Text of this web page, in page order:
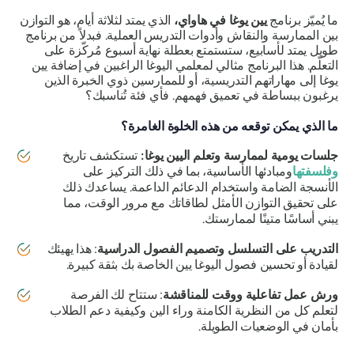
ما يُميّز برنامجيين يوغا في هاواي،الذي يمتد لثلاثة أيام، هو التوازن
بين الممارسة والنقاش وأدوات التدريس العملية. فبدلاً من برنامج
طويل يمتد لأسابيع، ستستمتع بعطلة نهاية أسبوع مُركّزة على
التعلّم. هذا البرنامج مثالي لمعلمي اليوغا الراغبين في إضافة يين
يوغا إلى مهاراتهم التدريسية، أو للممارسين ذوي الخبرة الذين
يرغبون ببساطة في تعميق فهمهم. فأي فئة تُناسبك؟
ما الذي يمكن توقعه من هذه الخلوة الغامرة؟
جلسات يومية لممارسة وتعلم اليين يوغا:تستكشف تاريخ
وفلسفتهاومبادئها الأساسية، بما في ذلك التركيز على
الأنسجة الضامة واستخدام الدعائم الداعمة. يساعدك ذلك
على تحقيق التوازن الأمثل لطاقاتك مع مرور الوقت، مما
يبني أساسًا متينًا لممارستك.
التدريب على التسلسل وتصميم الفصول الدراسية: هذا يهيئك
لقيادة أو تحسين فصول اليوغا يين الخاصة بك بثقة كبيرة.
ورش عمل تفاعلية ووقت للمناقشة: ستتاح لك الفرصة
لتعلم كل من النظرية الكامنة وراء الين وكيفية دعم الطلاب
بأمان في الوضعيات الطويلة.